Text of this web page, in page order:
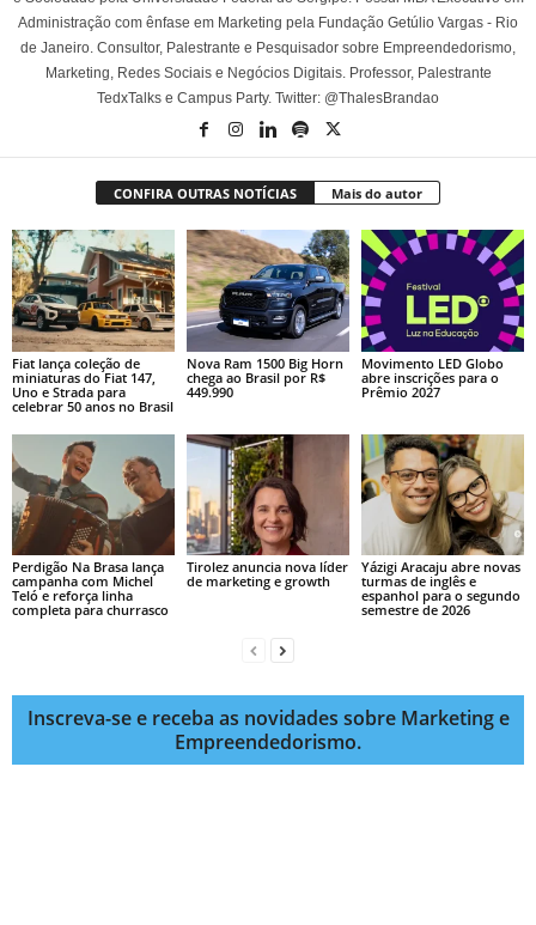
Administração com ênfase em Marketing pela Fundação Getúlio Vargas - Rio
de Janeiro. Consultor, Palestrante e Pesquisador sobre Empreendedorismo,
Marketing, Redes Sociais e Negócios Digitais. Professor, Palestrante
TedxTalks e Campus Party. Twitter: @ThalesBrandao
CONFIRA OUTRAS NOTÍCIAS Mais do autor
Fiat lança coleção de
miniaturas do Fiat 147,
Uno e Strada para
celebrar 50 anos no Brasil
Nova Ram 1500 Big Horn
chega ao Brasil por R$
449.990
Movimento LED Globo
abre inscrições para o
Prêmio 2027
Perdigão Na Brasa lança
campanha com Michel
Teló e reforça linha
completa para churrasco
Tirolez anuncia nova líder
de marketing e growth
Yázigi Aracaju abre novas
turmas de inglês e
espanhol para o segundo
semestre de 2026
Inscreva-se e receba as novidades sobre Marketing e
Empreendedorismo.